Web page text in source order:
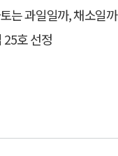
는 과일일까, 채소일까
25호 선정